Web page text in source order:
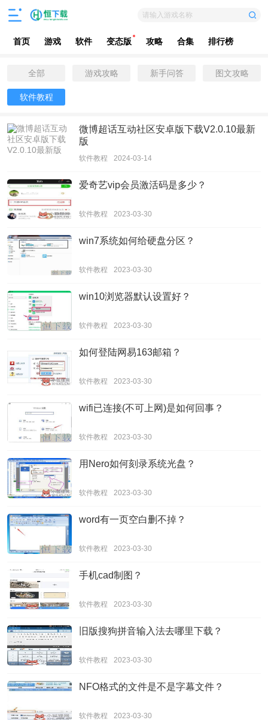
请输入游戏名称
首页 游戏 软件 变态版 攻略 合集 排行榜
全部 游戏攻略 新手问答 图文攻略
软件教程
微博超话互动社区安卓版下载V2.0.10最新
版
软件教程 2024-03-14
爱奇艺vip会员激活码是多少？
软件教程 2023-03-30
win7系统如何给硬盘分区？
软件教程 2023-03-30
win10浏览器默认设置好？
软件教程 2023-03-30
如何登陆网易163邮箱？
软件教程 2023-03-30
wifi已连接(不可上网)是如何回事？
软件教程 2023-03-30
用Nero如何刻录系统光盘？
软件教程 2023-03-30
word有一页空白删不掉？
软件教程 2023-03-30
手机cad制图？
软件教程 2023-03-30
旧版搜狗拼音输入法去哪里下载？
软件教程 2023-03-30
NFO格式的文件是不是字幕文件？
软件教程 2023-03-30